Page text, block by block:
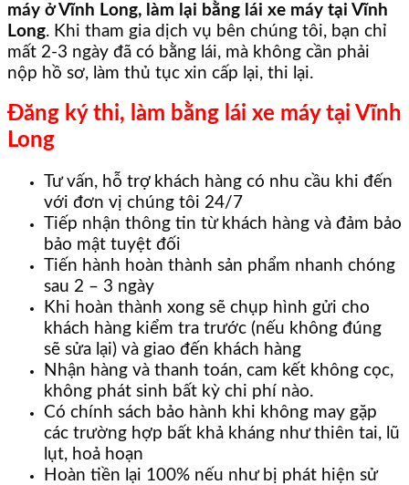
máy ở Vĩnh Long, làm lại bằng lái xe máy tại Vĩnh
Long. Khi tham gia dịch vụ bên chúng tôi, bạn chỉ
mất 2-3 ngày đã có bằng lái, mà không cần phải
nộp hồ sơ, làm thủ tục xin cấp lại, thi lại.
Đăng ký thi, làm bằng lái xe máy tại Vĩnh
Long
Tư vấn, hỗ trợ khách hàng có nhu cầu khi đến
với đơn vị chúng tôi 24/7
Tiếp nhận thông tin từ khách hàng và đảm bảo
bảo mật tuyệt đối
Tiến hành hoàn thành sản phẩm nhanh chóng
sau 2 – 3 ngày
Khi hoàn thành xong sẽ chụp hình gửi cho
khách hàng kiểm tra trước (nếu không đúng
sẽ sửa lại) và giao đến khách hàng
Nhận hàng và thanh toán, cam kết không cọc,
không phát sinh bất kỳ chi phí nào.
Có chính sách bảo hành khi không may gặp
các trường hợp bất khả kháng như thiên tai, lũ
lụt, hoả hoạn
Hoàn tiền lại 100% nếu như bị phát hiện sử